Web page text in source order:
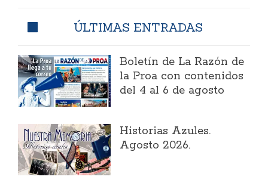
ÚLTIMAS ENTRADAS
Boletín de La Razón de
la Proa con contenidos
del 4 al 6 de agosto
Historias Azules.
Agosto 2026.